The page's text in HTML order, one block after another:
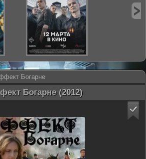
Богарне
Богарне (2012)